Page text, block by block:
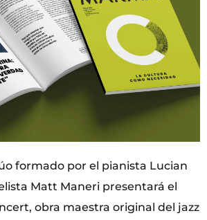
formado por el pianista Lucian
Matt Maneri presentará el
obra maestra original del jazz